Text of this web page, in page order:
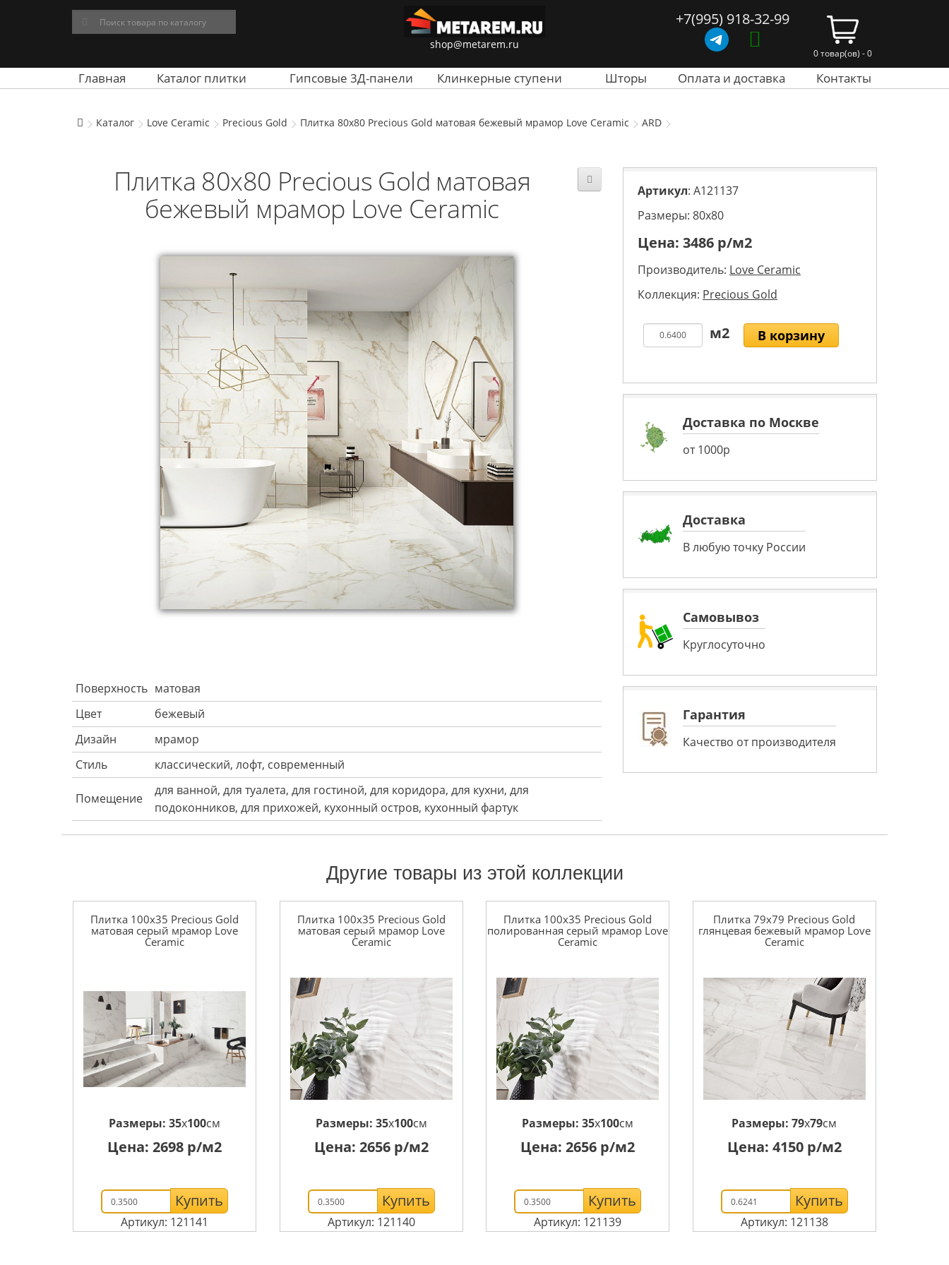
shop@metarem.ru
+7(995) 918-32-99
0 товар(ов) - 0
Главная Каталог плитки Гипсовые 3Д-панели Клинкерные ступени Шторы Оплата и доставка Контакты
Каталог Love Ceramic Precious Gold Плитка 80x80 Precious Gold матовая бежевый мрамор Love Ceramic ARD
Плитка 80x80 Precious Gold матовая
бежевый мрамор Love Ceramic
Поверхность матовая
Цвет
бежевый
Дизайн
мрамор
Стиль
классический, лофт, современный
Помещение
для ванной, для туалета, для гостиной, для коридора, для кухни, для
подоконников, для прихожей, кухонный остров, кухонный фартук
Артикул: A121137
Размеры: 80х80
Цена: 3486 р/м2
Производитель: Love Ceramic
Коллекция: Precious Gold
В корзину
Доставка по Москве
от 1000р
Доставка
В любую точку России
Самовывоз
Круглосуточно
Гарантия
Качество от производителя
Другие товары из этой коллекции
Плитка 100x35 Precious Gold
матовая серый мрамор Love
Ceramic
Размеры:35x100см
Цена:2698 р/м2
Купить
Артикул: 121141
Плитка 100x35 Precious Gold
матовая серый мрамор Love
Ceramic
Размеры: 35x100см
Цена: 2656р/м2
Купить
Артикул: 121140
Плитка 100x35 Precious Gold
полированная серый мрамор Love
Ceramic
Размеры:35x100см
Цена:2656 р/м2
Купить
Артикул: 121139
Плитка 79x79 Precious Gold
глянцевая бежевый мрамор Love
Ceramic
Размеры:79x79см
Цена: 4150р/м2
Купить
Артикул: 121138